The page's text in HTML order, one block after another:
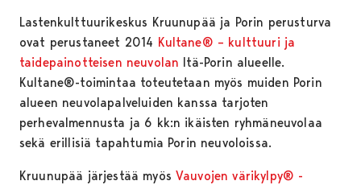
Lastenkulttuurikeskus Kruunupää ja Porin perusturva
ovat perustaneet 2014 Kultane® – kulttuuri ja
taidepainotteisen neuvolan Itä-Porin alueelle.
Kultane®-toimintaa toteutetaan myös muiden Porin
alueen neuvolapalveluiden kanssa tarjoten
perhevalmennusta ja 6 kk:n ikäisten ryhmäneuvolaa
sekä erillisiä tapahtumia Porin neuvoloissa.
Kruunupää järjestää myösVauvojen värikylpy® -